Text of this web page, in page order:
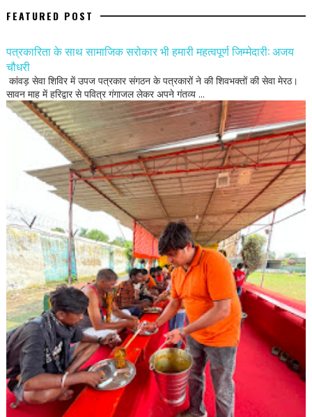
FEATURED POST
पत्रकारिता के साथ सामाजिक सरोकार भी हमारी महत्वपूर्ण जिम्मेदारी: अजय
चौधरी
कांवड़ सेवा शिविर में उपज पत्रकार संगठन के पत्रकारों ने की शिवभक्तों की सेवा मेरठ।
सावन माह में हरिद्वार से पवित्र गंगाजल लेकर अपने गंतव्य ...